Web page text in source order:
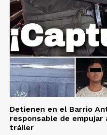
Detienen en el Barrio
responsable de empujar
tráiler